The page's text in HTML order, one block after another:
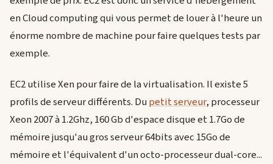
en Cloud computing qui vous permet de louer à l'heure un
énorme nombre de machine pour faire quelques tests par
exemple.
EC2 utilise Xen pour faire de la virtualisation. Il existe 5
profils de serveur différents. Dupetit serveur, processeur
Xeon 2007 à 1.2Ghz, 160 Gb d'espace disque et 1.7Go de
mémoire jusqu'au gros serveur 64bits avec 15Go de
mémoire et l'équivalent d'un octo-processeur dual-core...